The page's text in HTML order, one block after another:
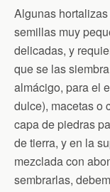
Algunas
semillas muy
delicadas, y
que se las
almácigo, para el
dulce), macetas o
capa de piedras
de tierra, y en la
mezclada con
sembrarlas,